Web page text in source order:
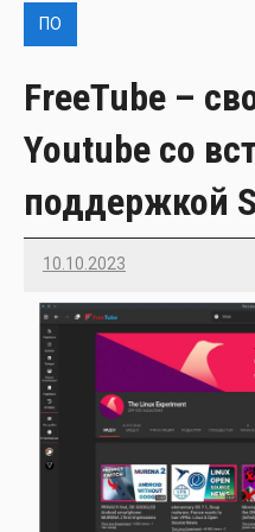
ПО
FreeTube –
Youtube со
поддержкой
10.10.2023
Imatvey